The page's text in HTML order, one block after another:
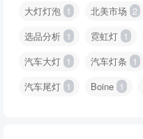
大灯灯泡 1 北美市场 2
选品分析 1 霓虹灯 1
汽车大灯 1 汽车灯条 1
汽车尾灯 1 Boine 1